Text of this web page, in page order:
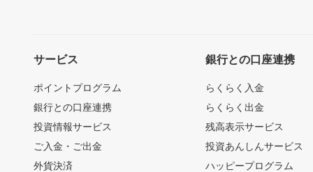
サービス
ポイントプログラム
銀行との口座連携
投資情報サービス
ご入金・ご出金
外貨決済
銀行との口座連携
らくらく入金
らくらく出金
残高表示サービス
投資あんしんサービス
ハッピープログラム